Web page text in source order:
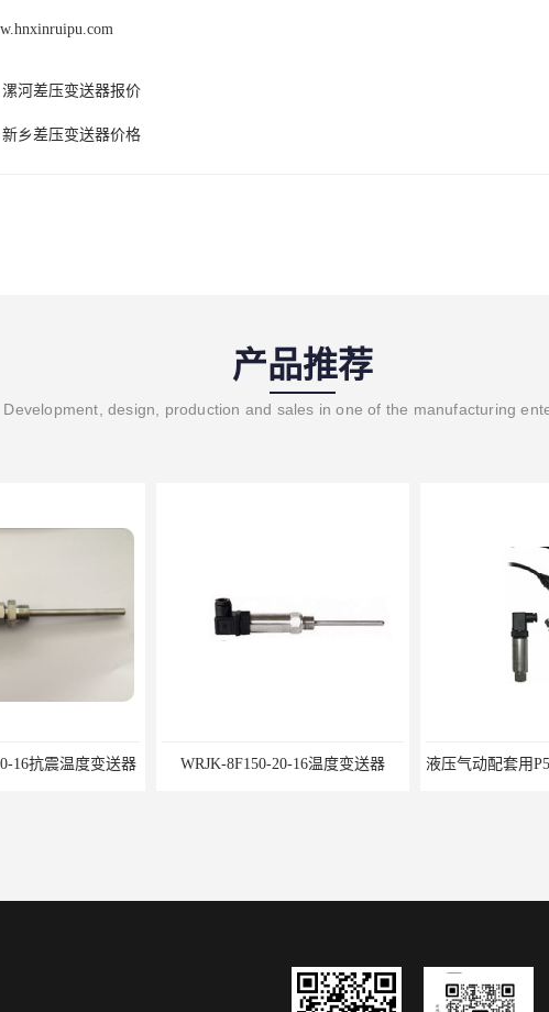
漯河差压变送器报价
新乡差压变送器价格
产品推荐
Development, design, production and sales in one of the manufacturing
20-16温度变送器